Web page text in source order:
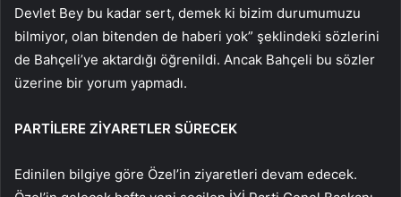
Devlet Bey bu kadar sert, demek ki bizim durumumuzu
bilmiyor, olan bitenden de haberi yok” şeklindeki sözlerini
de Bahçeli’ye aktardığı öğrenildi. Ancak Bahçeli bu sözler
üzerine bir yorum yapmadı.
PARTİLERE ZİYARETLER SÜRECEK
Edinilen bilgiye göre Özel’in ziyaretleri devam edecek.